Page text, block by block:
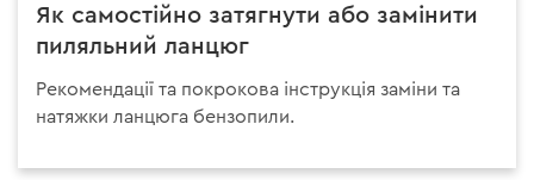
Як самостійно затягнути або замінити
пиляльний ланцюг
Рекомендації та покрокова інструкція заміни та
натяжки ланцюга бензопили.